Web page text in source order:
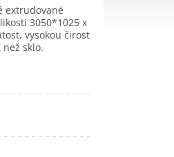
extrudované
3050*1025 x
vysokou čirost
sklo.